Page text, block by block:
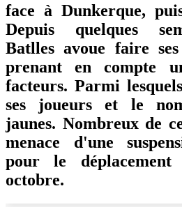
face à Dunkerque,
Depuis quelques
Batlles avoue faire
prenant en compte
facteurs. Parmi
ses joueurs et le
jaunes. Nombreux de
menace d'une
pour le
octobre.